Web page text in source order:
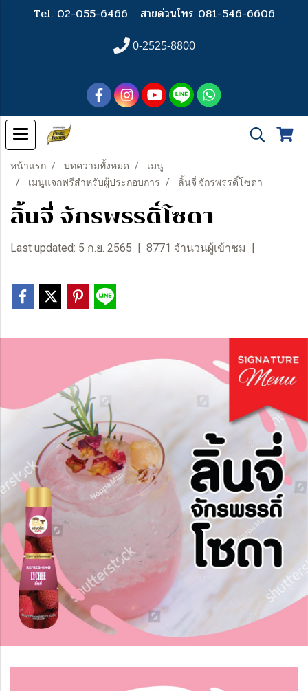
Tel. 02-055-6466 สายด่วนโทร 081-546-6606
0-2525-8800
หน้าแรก บทความทั้งหมด
เมนู
เมนูแจกฟรีสำหรับผู้ประกอบการ
ลิ้นจี่ จักรพรรดิ์โซดา
ลิ้นจี่ จักรพรรดิ์โซดา
Last updated: 5 ก.ย. 2565 | 8771 จำนวนผู้เข้าชม |